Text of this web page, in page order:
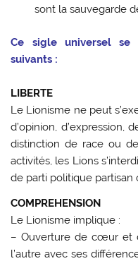
sont la sauvegarde
Ce sigle universel se
suivants :
LIBERTE
Le Lionisme ne peut
d’opinion, d’expression,
distinction de race ou
activités, les Lions
de parti politique partisan
COMPREHENSION
Le Lionisme implique :
– Ouverture de cœur et
l’autre avec ses